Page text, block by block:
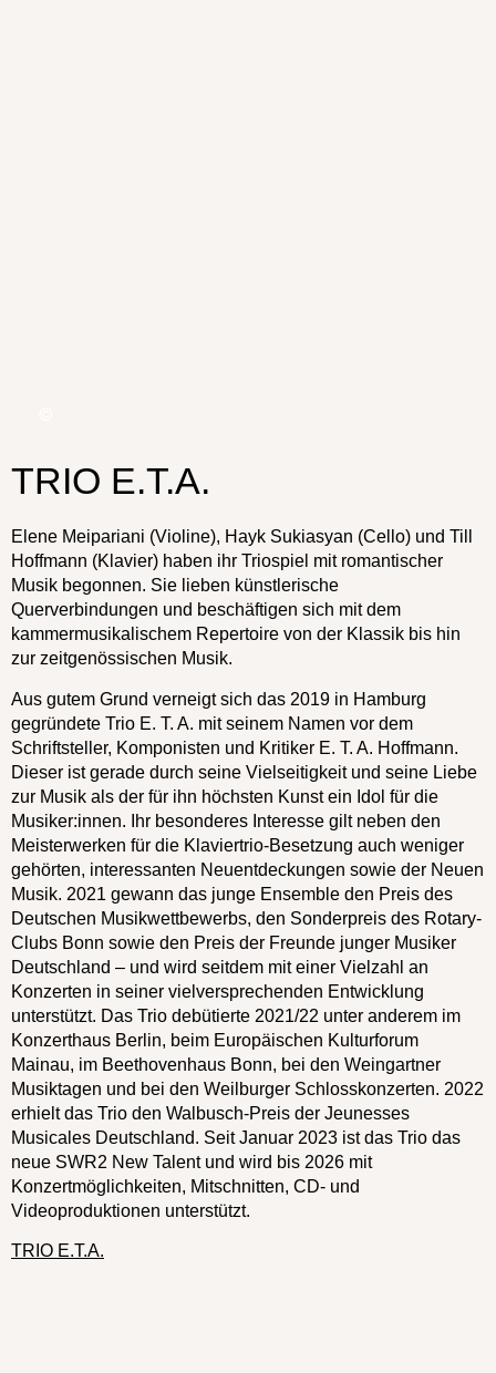
TRIO E.T.A.
Elene Meipariani (Violine), Hayk Sukiasyan (Cello) und Till
Hoffmann (Klavier) haben ihr Triospiel mit romantischer
Musik begonnen. Sie lieben künstlerische
Querverbindungen und beschäftigen sich mit dem
kammermusikalischem Repertoire von der Klassik bis hin
zur zeitgenössischen Musik.
Aus gutem Grund verneigt sich das 2019 in Hamburg
gegründete Trio E. T. A. mit seinem Namen vor dem
Schriftsteller, Komponisten und Kritiker E. T. A. Hoffmann.
Dieser ist gerade durch seine Vielseitigkeit und seine Liebe
zur Musik als der für ihn höchsten Kunst ein Idol für die
Musiker:innen. Ihr besonderes Interesse gilt neben den
Meisterwerken für die Klaviertrio-Besetzung auch weniger
gehörten, interessanten Neuentdeckungen sowie der Neuen
Musik. 2021 gewann das junge Ensemble den Preis des
Deutschen Musikwettbewerbs, den Sonderpreis des Rotary-
Clubs Bonn sowie den Preis der Freunde junger Musiker
Deutschland – und wird seitdem mit einer Vielzahl an
Konzerten in seiner vielversprechenden Entwicklung
unterstützt. Das Trio debütierte 2021/22 unter anderem im
Konzerthaus Berlin, beim Europäischen Kulturforum
Mainau, im Beethovenhaus Bonn, bei den Weingartner
Musiktagen und bei den Weilburger Schlosskonzerten. 2022
erhielt das Trio den Walbusch-Preis der Jeunesses
Musicales Deutschland. Seit Januar 2023 ist das Trio das
neue SWR2 New Talent und wird bis 2026 mit
Konzertmöglichkeiten, Mitschnitten, CD- und
Videoproduktionen unterstützt.
TRIO E.T.A.